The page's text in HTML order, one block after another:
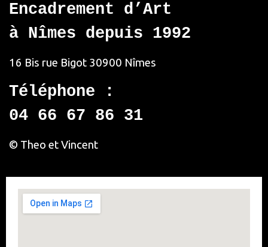
Encadrement d’Art
à Nîmes depuis 1992
16 Bis rue Bigot 30900 Nîmes
Téléphone :
04 66 67 86 31
© Theo et Vincent